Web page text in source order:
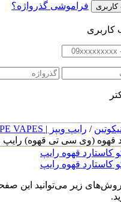
فراموشی گذرواژه؟
/ رایپ ویپز | RIPE VAPES
قهوه (وی سی تی قهوه) رایپ
روش‌های زیر می‌توانید این